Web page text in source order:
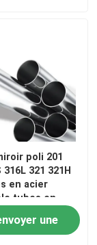
poli 201
316L 321 321H
en acier
tubes en
une